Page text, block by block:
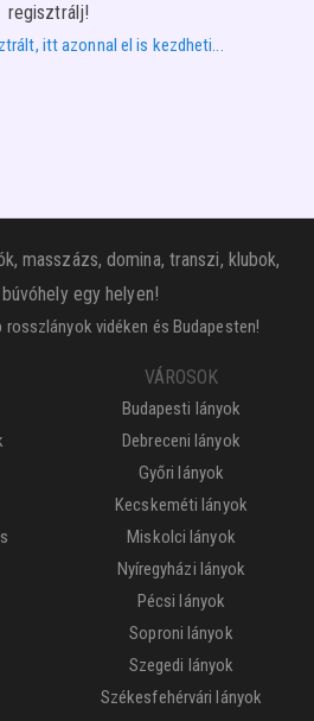
regisztrálj!
itt azonnal el is kezdheti...
masszázs, domina, transzi, klubok,
egy helyen!
rosszlányok vidéken és Budapesten!
VÁROSOK
Budapesti lányok
Debreceni lányok
Győri lányok
Kecskeméti lányok
Miskolci lányok
Nyíregyházi lányok
Pécsi lányok
Soproni lányok
Szegedi lányok
Székesfehérvári lányok